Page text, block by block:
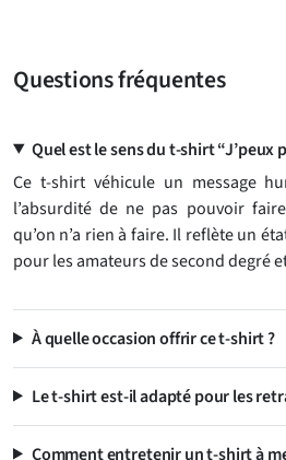
Questions fréquentes
Quel est le sens du t-shirt “J’peux
Ce t-shirt véhicule un message
l’absurdité de ne pas pouvoir
qu’on n’a rien à faire. Il reflète un
pour les amateurs de second degré
À quelle occasion offrir ce t-shirt ?
Le t-shirt est-il adapté pour les
Comment entretenir un t-shirt à